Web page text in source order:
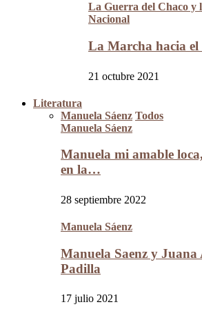
La Guerra del Chaco y
Nacional
La Marcha hacia el
21 octubre 2021
Literatura
Manuela Sáenz Todos
Manuela Sáenz
Manuela mi amable
en la…
28 septiembre 2022
Manuela Sáenz
Manuela Saenz y
Padilla
17 julio 2021